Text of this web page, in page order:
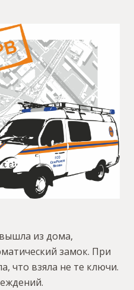
из дома,
замок. При
что взяла не те ключи.